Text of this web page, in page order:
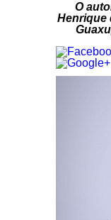
O
Henrique